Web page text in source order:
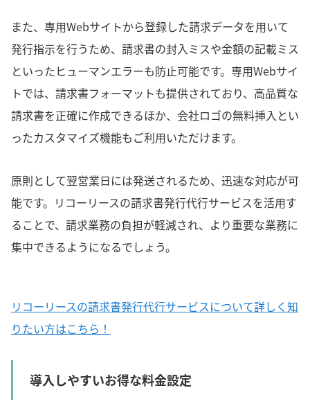
また、専用Webサイトから登録した請求データを用いて
発行指示を行うため、請求書の封入ミスや金額の記載ミス
といったヒューマンエラーも防止可能です。専用Webサイ
トでは、請求書フォーマットも提供されており、高品質な
請求書を正確に作成できるほか、会社ロゴの無料挿入とい
ったカスタマイズ機能もご利用いただけます。
原則として翌営業日には発送されるため、迅速な対応が可
能です。リコーリースの請求書発行代行サービスを活用す
ることで、請求業務の負担が軽減され、より重要な業務に
集中できるようになるでしょう。
リコーリースの請求書発行代行サービスについて詳しく知
りたい方はこちら！
導入しやすいお得な料金設定